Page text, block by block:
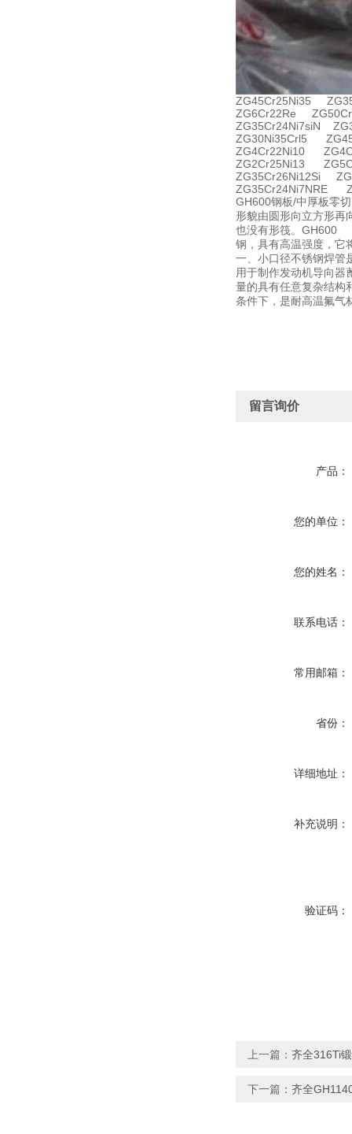
ZG45Cr25Ni35
ZG6Cr22Re
ZG35Cr24Ni7siN
ZG30Ni35Crl5
ZG4Cr22Ni10
ZG2Cr25Ni13
ZG35Cr26Ni12Si
ZG35Cr24Ni7NRE
GH600钢板/中厚板零
形貌由圆形向立方形再
也没有形筏。GH600
钢，具有高温强度，它
一、小口径不锈钢焊
用于制作发动机导向器
量的具有任意复杂结构
条件下，是耐高温氟气
留言询价
产品：
您的单位：
您的姓名：
联系电话：
常用邮箱：
省份：
详细地址：
补充说明：
验证码：
上一篇： 齐全316Ti
下一篇： 齐全